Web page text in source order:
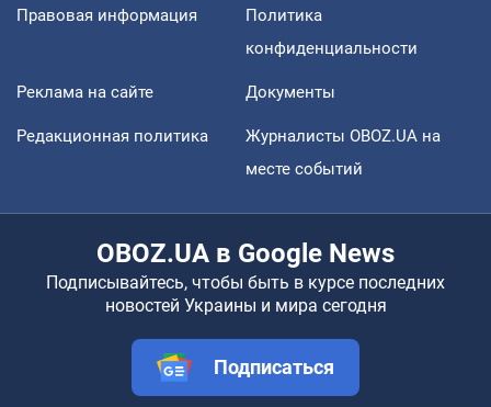
Правовая информация
Политика
конфиденциальности
Реклама на сайте Документы
Редакционная политика
Журналисты OBOZ.UA на
месте событий
OBOZ.UA в Google News
Подписывайтесь, чтобы быть в курсе последних
новостей Украины и мира сегодня
Подписаться